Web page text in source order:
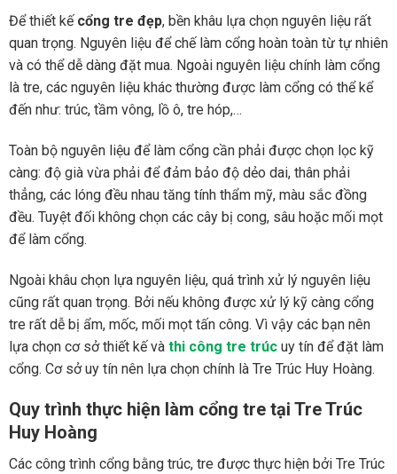
Để thiết kế cổng tre đẹp, bền khâu lựa chọn nguyên liệu rất
quan trọng. Nguyên liệu để chế làm cổng hoàn toàn từ tự nhiên
và có thể dễ dàng đặt mua. Ngoài nguyên liệu chính làm cổng
là tre, các nguyên liệu khác thường được làm cổng có thể kể
đến như: trúc, tầm vông, lồ ô, tre hóp,…
Toàn bộ nguyên liệu để làm cổng cần phải được chọn lọc kỹ
càng: độ già vừa phải để đảm bảo độ dẻo dai, thân phải
thẳng, các lóng đều nhau tăng tính thẩm mỹ, màu sắc đồng
đều. Tuyệt đối không chọn các cây bị cong, sâu hoặc mối mọt
để làm cổng.
Ngoài khâu chọn lựa nguyên liệu, quá trình xử lý nguyên liệu
cũng rất quan trọng. Bởi nếu không được xử lý kỹ càng cổng
tre rất dễ bị ẩm, mốc, mối mọt tấn công. Vì vậy các bạn nên
lựa chọn cơ sở thiết kế và thi công tre trúc uy tín để đặt làm
cổng. Cơ sở uy tín nên lựa chọn chính là Tre Trúc Huy Hoàng.
Quy trình thực hiện làm cổng tre tại Tre Trúc
Huy Hoàng
Các công trình cổng bằng trúc, tre được thực hiện bởi Tre Trúc